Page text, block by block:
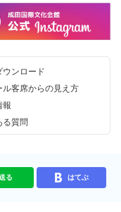
ウンロード
ル客席からの見え方
報
る質問
る はてぶ